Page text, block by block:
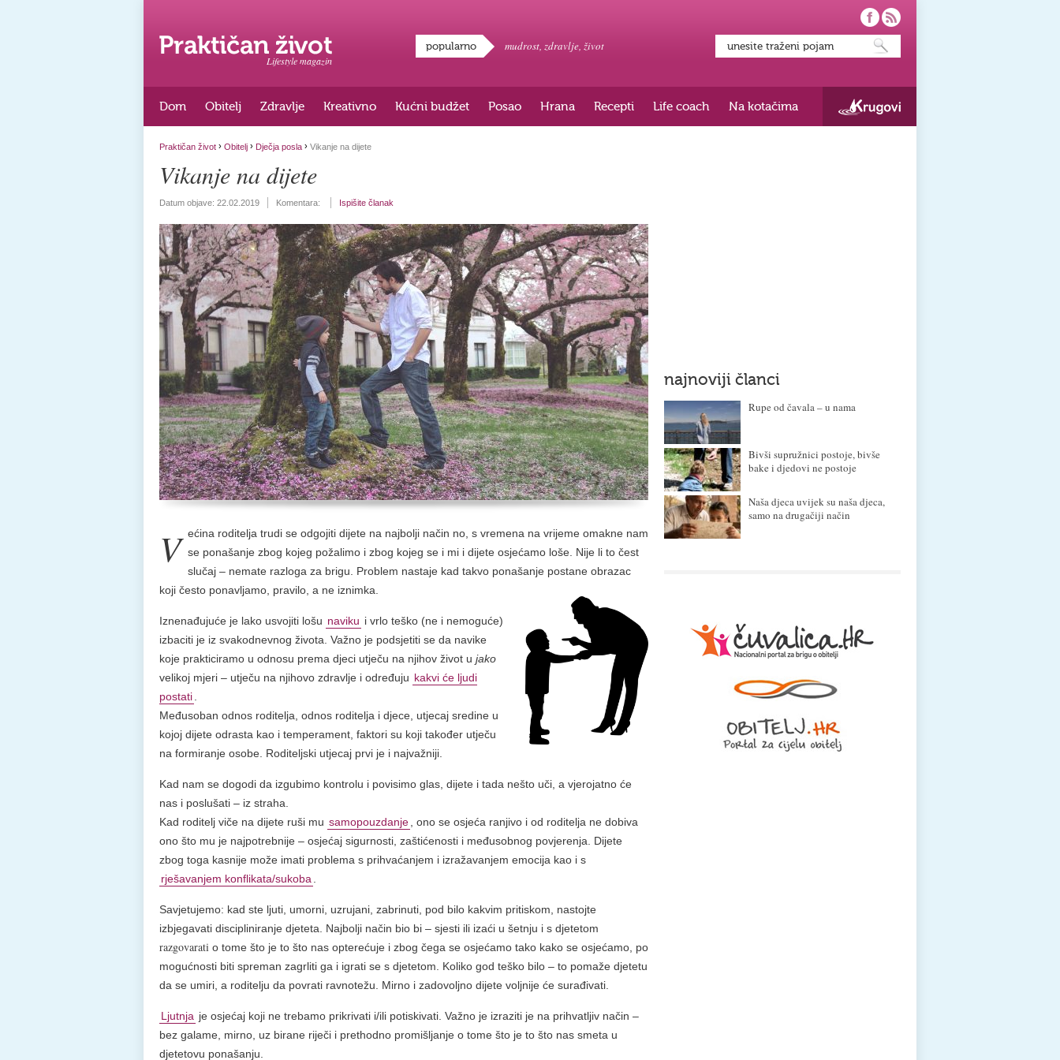
Lifestyle magazin
popularno mudrost, zdravlje, život
Dom Obitelj Zdravlje Kreativno Kućni budžet Posao Hrana Recepti Life coach Na kotačima
Praktičan život › Obitelj › Dječja posla › Vikanje na dijete
Vikanje na dijete
Datum objave: 22.02.2019 Komentara: Ispišite članak
V ećina roditelja trudi se odgojiti dijete na najbolji način no, s vremena na vrijeme omakne nam
se ponašanje zbog kojeg požalimo i zbog kojeg se i mi i dijete osjećamo loše. Nije li to čest
slučaj – nemate razloga za brigu. Problem nastaje kad takvo ponašanje postane obrazac
koji često ponavljamo, pravilo, a ne iznimka.
Iznenađujuće je lako usvojiti lošu naviku i vrlo teško (ne i nemoguće)
izbaciti je iz svakodnevnog života. Važno je podsjetiti se da navike
koje prakticiramo u odnosu prema djeci utječu na njihov život u jako
velikoj mjeri – utječu na njihovo zdravlje i određuju kakvi će ljudi
postati
Međusoban odnos roditelja, odnos roditelja i djece, utjecaj sredine u
kojoj dijete odrasta kao i temperament, faktori su koji također utječu
na formiranje osobe. Roditeljski utjecaj prvi je i najvažniji.
Kad nam se dogodi da izgubimo kontrolu i povisimo glas, dijete i tada nešto uči, a vjerojatno će
nas i poslušati – iz straha.
Kad roditelj viče na dijete ruši mu samopouzdanje
, ono se osjeća ranjivo i od roditelja ne dobiva
ono što mu je najpotrebnije – osjećaj sigurnosti, zaštićenosti i međusobnog povjerenja. Dijete
zbog toga kasnije može imati problema s prihvaćanjem i izražavanjem emocija kao i s
rješavanjem konflikata/sukoba
Savjetujemo: kad ste ljuti, umorni, uzrujani, zabrinuti, pod bilo kakvim pritiskom, nastojte
izbjegavati discipliniranje djeteta. Najbolji način bio bi – sjesti ili izaći u šetnju i s djetetom
razgovarati o tome što je to što nas opterećuje i zbog čega se osjećamo tako kako se osjećamo, po
mogućnosti biti spreman zagrliti ga i igrati se s djetetom. Koliko god teško bilo – to pomaže djetetu
da se umiri, a roditelju da povrati ravnotežu. Mirno i zadovoljno dijete voljnije će surađivati.
Ljutnja je osjećaj koji ne trebamo prikrivati i/ili potiskivati. Važno je izraziti je na prihvatljiv način –
bez galame, mirno, uz birane riječi i prethodno promišljanje o tome što je to što nas smeta u
djetetovu ponašanju.
najnoviji članci
Rupe od čavala – u nama
Bivši supružnici postoje, bivše
bake i djedovi ne postoje
Naša djeca uvijek su naša djeca,
samo na drugačiji način